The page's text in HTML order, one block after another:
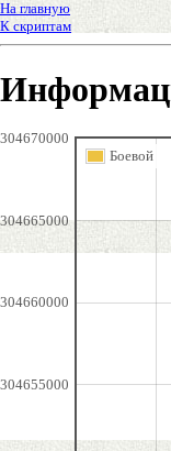
На главную
К скриптам
304655000
304660000
304665000
304670000
Боевой